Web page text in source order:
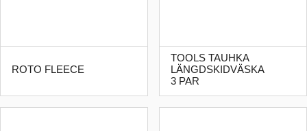
ROTO FLEECE
TOOLS TAUHKA
LÄNGDSKIDVÄSKA
3 PAR